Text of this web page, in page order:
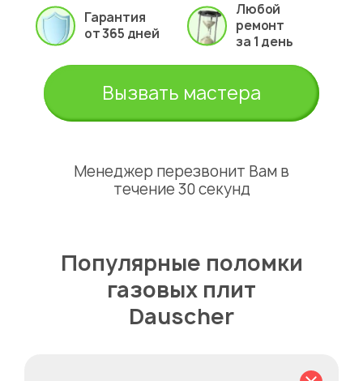
Гарантия
от 365 дней
Любой
ремонт
за 1 день
Вызвать мастера
Менеджер перезвонит Вам в
течение 30 секунд
Популярные поломки
газовых плит
Dauscher